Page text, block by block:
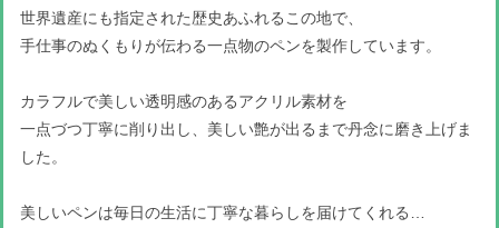
世界遺産にも指定された歴史あふれるこの地で、
手仕事のぬくもりが伝わる一点物のペンを製作しています。
カラフルで美しい透明感のあるアクリル素材を
一点づつ丁寧に削り出し、美しい艶が出るまで丹念に磨き上げま
した。
美しいペンは毎日の生活に丁寧な暮らしを届けてくれる…